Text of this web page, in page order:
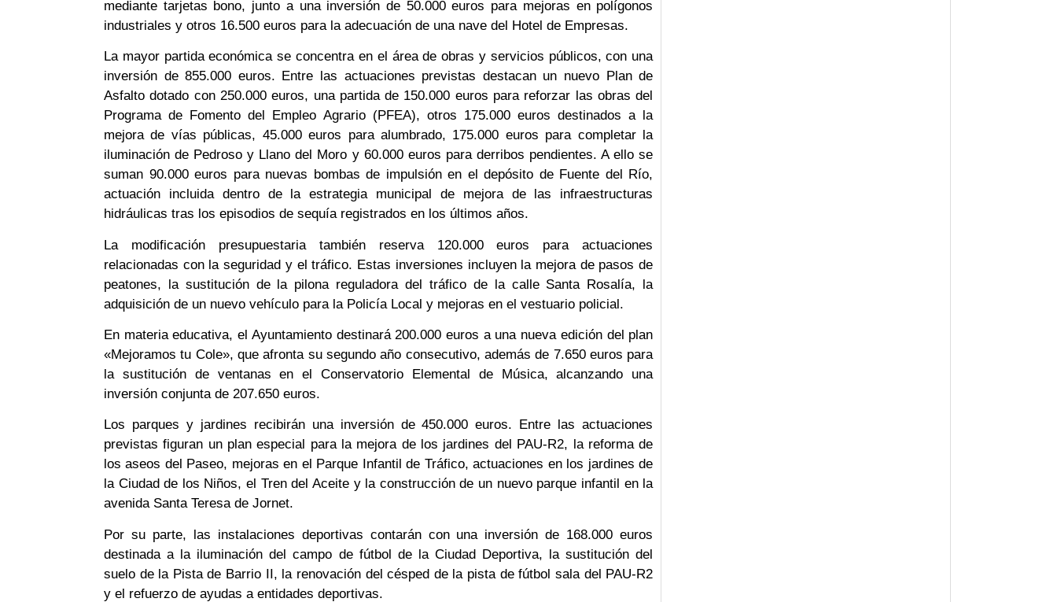
mediante tarjetas bono, junto a una inversión de 50.000 euros para mejoras en polígonos
industriales y otros 16.500 euros para la adecuación de una nave del Hotel de Empresas.
La mayor partida económica se concentra en el área de obras y servicios públicos, con una
inversión de 855.000 euros. Entre las actuaciones previstas destacan un nuevo Plan de
Asfalto dotado con 250.000 euros, una partida de 150.000 euros para reforzar las obras del
Programa de Fomento del Empleo Agrario (PFEA), otros 175.000 euros destinados a la
mejora de vías públicas, 45.000 euros para alumbrado, 175.000 euros para completar la
iluminación de Pedroso y Llano del Moro y 60.000 euros para derribos pendientes. A ello se
suman 90.000 euros para nuevas bombas de impulsión en el depósito de Fuente del Río,
actuación incluida dentro de la estrategia municipal de mejora de las infraestructuras
hidráulicas tras los episodios de sequía registrados en los últimos años.
La modificación presupuestaria también reserva 120.000 euros para actuaciones
relacionadas con la seguridad y el tráfico. Estas inversiones incluyen la mejora de pasos de
peatones, la sustitución de la pilona reguladora del tráfico de la calle Santa Rosalía, la
adquisición de un nuevo vehículo para la Policía Local y mejoras en el vestuario policial.
En materia educativa, el Ayuntamiento destinará 200.000 euros a una nueva edición del plan
«Mejoramos tu Cole», que afronta su segundo año consecutivo, además de 7.650 euros para
la sustitución de ventanas en el Conservatorio Elemental de Música, alcanzando una
inversión conjunta de 207.650 euros.
Los parques y jardines recibirán una inversión de 450.000 euros. Entre las actuaciones
previstas figuran un plan especial para la mejora de los jardines del PAU-R2, la reforma de
los aseos del Paseo, mejoras en el Parque Infantil de Tráfico, actuaciones en los jardines de
la Ciudad de los Niños, el Tren del Aceite y la construcción de un nuevo parque infantil en la
avenida Santa Teresa de Jornet.
Por su parte, las instalaciones deportivas contarán con una inversión de 168.000 euros
destinada a la iluminación del campo de fútbol de la Ciudad Deportiva, la sustitución del
suelo de la Pista de Barrio II, la renovación del césped de la pista de fútbol sala del PAU-R2
y el refuerzo de ayudas a entidades deportivas.